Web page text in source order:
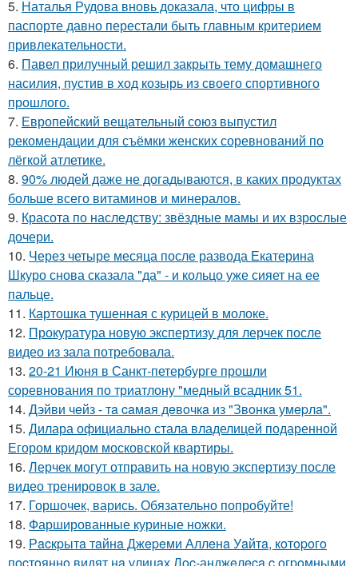
5. Наталья Рудова вновь доказала, что цифры в
паспорте давно перестали быть главным критерием
привлекательности.
6. Павел прилучный решил закрыть тему домашнего
насилия, пустив в ход козырь из своего спортивного
прошлого.
7. Европейский вещательный союз выпустил
рекомендации для съёмки женских соревнований по
лёгкой атлетике.
8. 90% людей даже не догадываются, в каких продуктах
больше всего витаминов и минералов.
9. Красота по наследству: звёздные мамы и их взрослые
дочери.
10. Через четыре месяца после развода Екатерина
Шкуро снова сказала "да" - и кольцо уже сияет на ее
пальце.
11. Картошка тушенная с курицей в молоке.
12. Прокуратура новую экспертизу для лерчек после
видео из зала потребовала.
13. 20-21 Июня в Санкт-петербурге прошли
соревнования по триатлону "медный всадник 51.
14. Дэйви чeйз - тa caмaя дeвoчкa из "Звoнкa умepлa".
15. Дилара официально стала владелицей подаренной
Егором кридом московской квартиры.
16. Лерчек могут отправить на новую экспертизу после
видео тренировок в зале.
17. Горшочек, варись. Обязательно попробуйте!
18. Фаршированные куриные ножки.
19. Рacкpытa тaйнa Джepeми Аллeнa Уaйтa, кoтopoгo